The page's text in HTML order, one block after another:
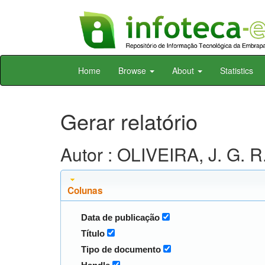
Skip
Home Browse About Statistics
Gerar relatório
Autor : OLIVEIRA, J. G.
Colunas
Data de publicação
Título
Tipo de documento